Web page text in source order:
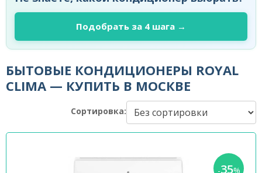
Подобрать за 4 шага →
БЫТОВЫЕ КОНДИЦИОНЕРЫ ROYAL
CLIMA — КУПИТЬ В МОСКВЕ
Сортировка:
-35%